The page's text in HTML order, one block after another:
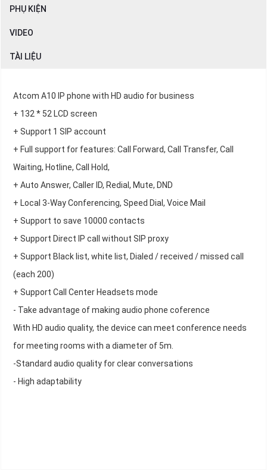
PHỤ KIỆN
VIDEO
TÀI LIỆU
Atcom A10 IP phone with HD audio for business
+ 132 * 52 LCD screen
+ Support 1 SIP account
+ Full support for features: Call Forward, Call Transfer, Call
Waiting, Hotline, Call Hold,
+ Auto Answer, Caller ID, Redial, Mute, DND
+ Local 3-Way Conferencing, Speed Dial, Voice Mail
+ Support to save 10000 contacts
+ Support Direct IP call without SIP proxy
+ Support Black list, white list, Dialed / received / missed call
(each 200)
+ Support Call Center Headsets mode
- Take advantage of making audio phone coference
With HD audio quality, the device can meet conference needs
for meeting rooms with a diameter of 5m.
-Standard audio quality for clear conversations
- High adaptability